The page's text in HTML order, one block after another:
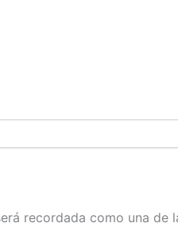
recordada como una